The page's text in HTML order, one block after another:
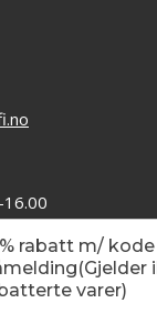
rabatt m/
varer)